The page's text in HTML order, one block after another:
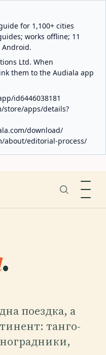
for 1,100+ cities
works offline; 11
Android.
Ltd. When
them to the Audiala app
id6446038181
store/apps/details?
download/
about/editorial-process/
.
поездка, а
танго-